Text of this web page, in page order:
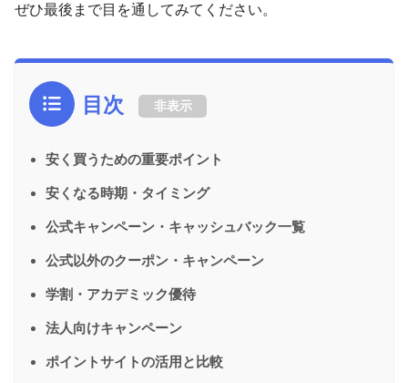
ぜひ最後まで目を通してみてください。
目次 非表示
安く買うための重要ポイント
安くなる時期・タイミング
公式キャンペーン・キャッシュバック一覧
公式以外のクーポン・キャンペーン
学割・アカデミック優待
法人向けキャンペーン
ポイントサイトの活用と比較